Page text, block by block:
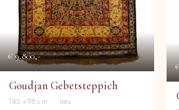
€ 9.800,-
Goudjan Gebetsteppich
143 x 98 cm · neu